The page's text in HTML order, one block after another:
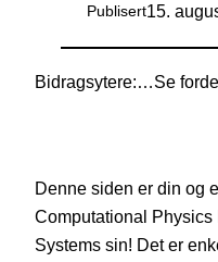
Publisert15.
Bidragsytere: Se
Denne siden er din og
Computational Physics
Systems sin! Det er